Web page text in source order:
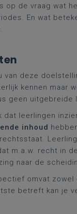
op de vraag wat
En wat
van deze
kennen maar
geen uitgebreide
dat leerlingen
inhoud
m.a.w. recht in
naar de
omvat
betreft kan je